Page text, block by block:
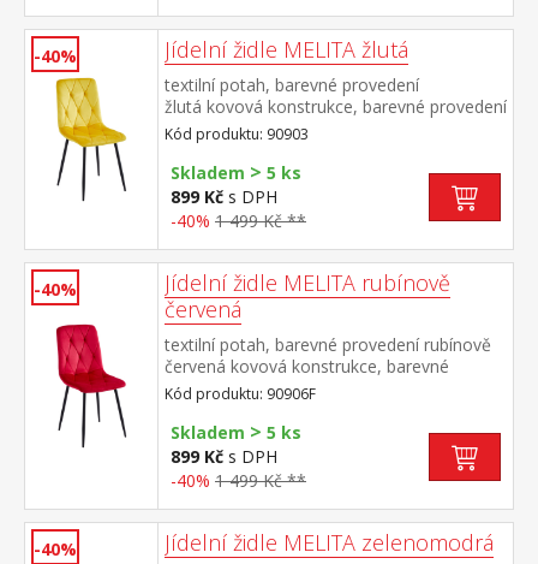
-40% Jídelní židle MELITA žlutá
textilní potah, barevné provedení
žlutá kovová konstrukce, barevné provedení
černá výška sedu 50 cm doporučená
nosnost do 120 kg
Kód produktu: 90903
Skladem > 5 ks
899 Kč s DPH
-40% 1 499 Kč **
-40%
Jídelní židle MELITA rubínově
červená
textilní potah, barevné provedení rubínově
červená kovová konstrukce, barevné
provedení černá výška sedu 50
cm doporučená nosnost do 120 kg
Kód produktu: 90906F
Skladem > 5 ks
899 Kč s DPH
-40% 1 499 Kč **
-40% Jídelní židle MELITA zelenomodrá